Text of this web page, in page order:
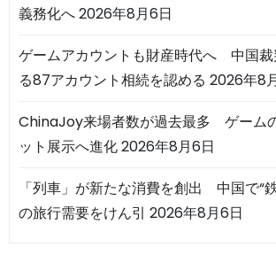
義務化へ2026年8月6日
ゲームアカウントも財産時代へ 中国裁
る87アカウント相続を認める 2026年8
ChinaJoy来場者数が過去最多 ゲーム
ット展示へ進化2026年8月6日
「列車」が新たな消費を創出 中国で“
の旅行需要をけん引 2026年8月6日